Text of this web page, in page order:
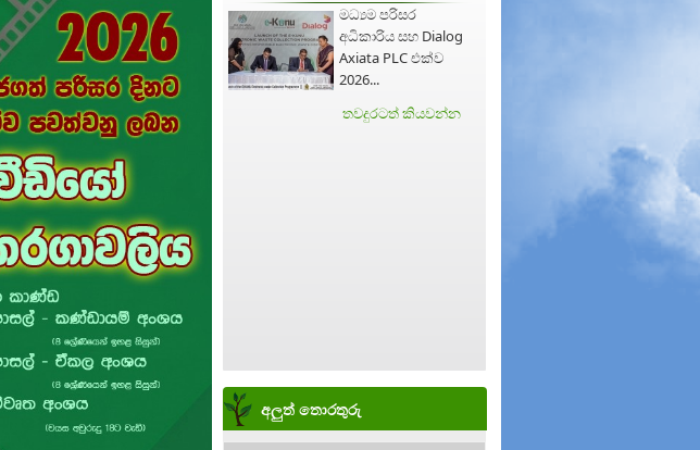
මධ්‍යම පරිසර
අධිකාරිය සහ Dialog
Axiata PLC එක්ව
2026...
තවදුරටත් කියවන්න
අලුත් තොරතුරු